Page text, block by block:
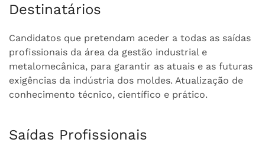
Destinatários
Candidatos que pretendam aceder a todas as saídas
profissionais da área da gestão industrial e
metalomecânica, para garantir as atuais e as futuras
exigências da indústria dos moldes. Atualização de
conhecimento técnico, científico e prático.
Saídas Profissionais